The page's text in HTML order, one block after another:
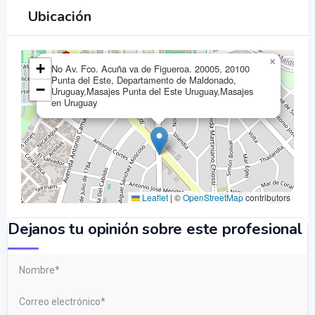
Ubicación
No Av. Fco. Acuña va de Figueroa. 20005, 20100
Punta del Este, Departamento de Maldonado,
Uruguay,Masajes Punta del Este Uruguay,Masajes
en Uruguay
×
+
−
Leaflet | ©OpenStreetMapcontributors
Dejanos tu opinión sobre este profesional